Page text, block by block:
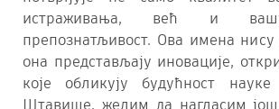
истраживања, већ и
препознатљивост. Ова имена
она представљају иновације,
које обликују будућност
Штавише, желим да нагласим још